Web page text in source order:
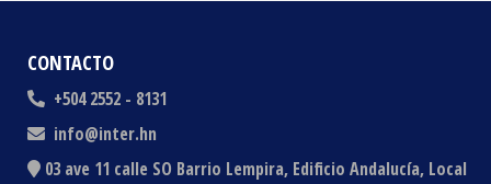
CONTACTO
+504 2552 - 8131
info@inter.hn
03 ave 11 calle SO Barrio Lempira, Edificio Andalucía, Local